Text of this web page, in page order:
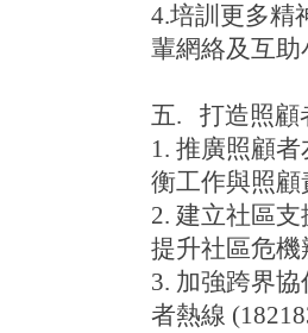
4.培訓更多精
輩網絡及互
五. 打造照顧
1. 推廣照顧
衡工作與照顧
2. 建立社區
提升社區危
3. 加強跨界
者熱線